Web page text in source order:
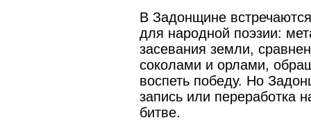
В Задонщине
для народной поэзии:
засевания земли,
соколами и орлами,
воспеть победу. Но
запись или переработка
битве.